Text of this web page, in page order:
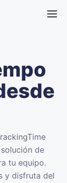
de
tu equipo.
y disfruta del